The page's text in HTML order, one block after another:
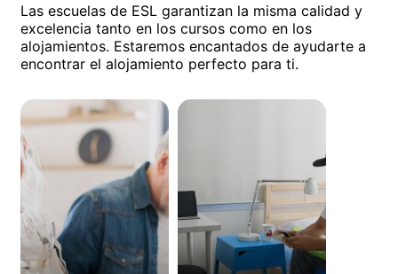
Las escuelas de ESL garantizan la misma calidad y
excelencia tanto en los cursos como en los
alojamientos. Estaremos encantados de ayudarte a
encontrar el alojamiento perfecto para ti.